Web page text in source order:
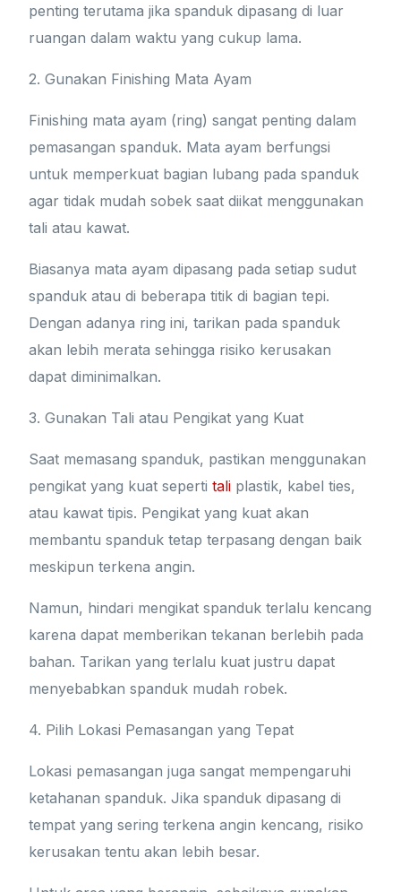
penting terutama jika spanduk dipasang di luar
ruangan dalam waktu yang cukup lama.
2. Gunakan Finishing Mata Ayam
Finishing mata ayam (ring) sangat penting dalam
pemasangan spanduk. Mata ayam berfungsi
untuk memperkuat bagian lubang pada spanduk
agar tidak mudah sobek saat diikat menggunakan
tali atau kawat.
Biasanya mata ayam dipasang pada setiap sudut
spanduk atau di beberapa titik di bagian tepi.
Dengan adanya ring ini, tarikan pada spanduk
akan lebih merata sehingga risiko kerusakan
dapat diminimalkan.
3. Gunakan Tali atau Pengikat yang Kuat
Saat memasang spanduk, pastikan menggunakan
pengikat yang kuat sepertitali plastik, kabel ties,
atau kawat tipis. Pengikat yang kuat akan
membantu spanduk tetap terpasang dengan baik
meskipun terkena angin.
Namun, hindari mengikat spanduk terlalu kencang
karena dapat memberikan tekanan berlebih pada
bahan. Tarikan yang terlalu kuat justru dapat
menyebabkan spanduk mudah robek.
4. Pilih Lokasi Pemasangan yang Tepat
Lokasi pemasangan juga sangat mempengaruhi
ketahanan spanduk. Jika spanduk dipasang di
tempat yang sering terkena angin kencang, risiko
kerusakan tentu akan lebih besar.